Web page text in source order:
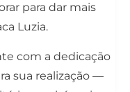
para dar mais
Luzia.
com a dedicação
sua realização —